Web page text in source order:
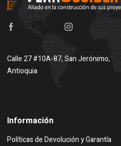
Calle 27 #10A-87, San Jerónimo,
Antioquia
Información
Políticas de Devolución y Garantía